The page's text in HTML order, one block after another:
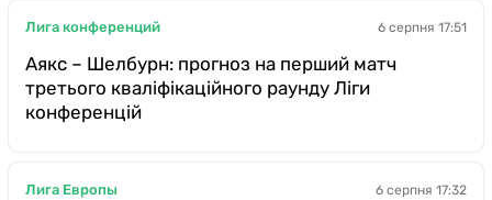
Лига конференций 6 серпня 17:51
Аякс – Шелбурн: прогноз на перший матч
третього кваліфікаційного раунду Ліги
конференцій
Лига Европы 6 серпня 17:32